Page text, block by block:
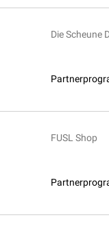
Die Scheune
FUSL Shop